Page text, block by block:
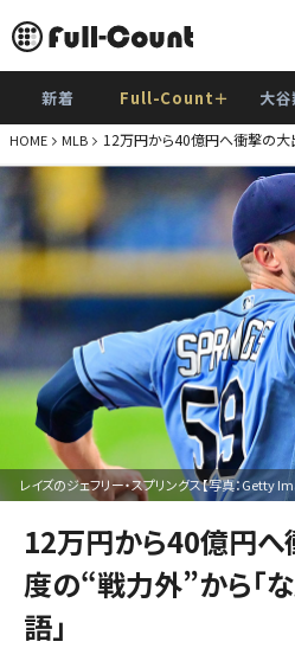
新着 Full-Count＋ 大
HOME MLB 12万円から40億円へ衝撃の大
レイズのジェフリー・スプリングス【写真：Getty
12万円から40億円
度の“戦力外”から「
語」